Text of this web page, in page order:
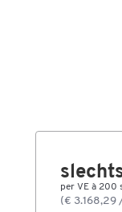
per VE à 200
(€ 3.168,29